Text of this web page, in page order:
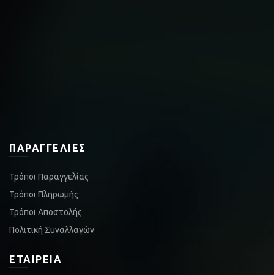
ΠΑΡΑΓΓΕΛΊΕΣ
Τρόποι Παραγγελίας
Τρόποι Πληρωμής
Τρόποι Αποστολής
Πολιτική Συναλλαγών
ΕΤΑΙΡΕΊΑ